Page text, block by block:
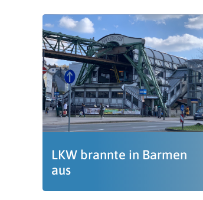
LKW brannte in Barmen
aus